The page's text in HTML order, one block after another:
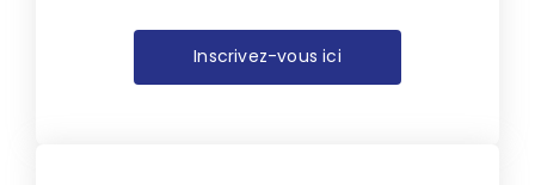
Inscrivez-vous ici